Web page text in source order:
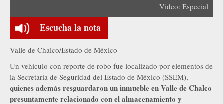
Video: Especial
Escucha la nota
Valle de Chalco/Estado de México
Un vehículo con reporte de robo fue localizado por elementos de
la Secretaría de Seguridad del Estado de México (SSEM),
quienes además resguardaron un inmueble en Valle de Chalco
presuntamente relacionado con el almacenamiento y